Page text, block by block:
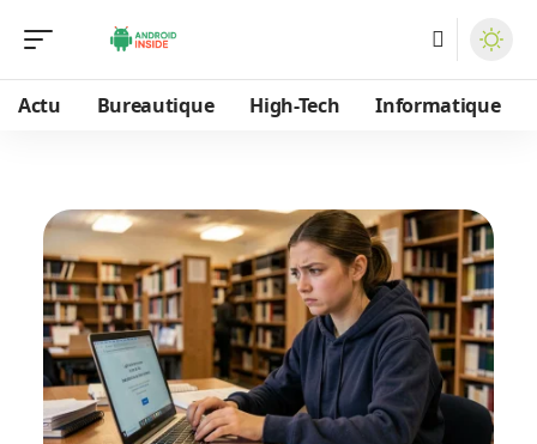
Actu Bureautique High-Tech Informatique